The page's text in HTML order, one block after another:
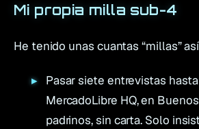
Mi propia milla sub-4
He tenido unas cuantas “millas”
Pasar siete entrevistas
MercadoLibre HQ, en
padrinos, sin carta. Solo